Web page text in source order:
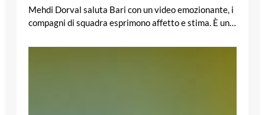
Mehdi Dorval saluta Bari con un video emozionante, i
compagni di squadra esprimono affetto e stima. È un…